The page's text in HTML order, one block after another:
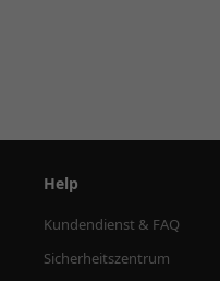
Help
Kundendienst & FAQ
Sicherheitszentrum